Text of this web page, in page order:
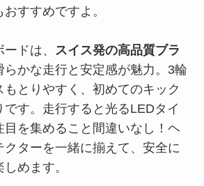
すすめですよ。
ドは、 スイス発の高品質ブラ
らかな走行と安定感が魅力。3輪
もとりやすく、初めてのキック
す。走行すると光るLEDタイ
目を集めること間違いなし！ヘ
クターを一緒に揃えて、安全に
めます。